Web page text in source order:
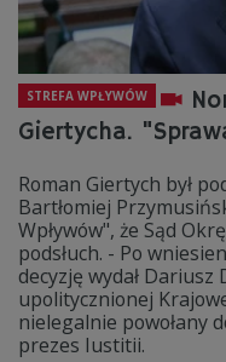
STREFA WPŁYWÓW
Giertycha.
Roman Giertych był
Bartłomiej
Wpływów", że Sąd
podsłuch. - Po
decyzję wydał Dariusz
upolitycznionej
nielegalnie powołany
prezes Iustitii.